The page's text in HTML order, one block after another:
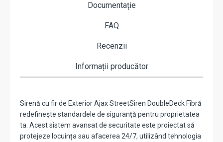
Documentație
FAQ
Recenzii
Informații producător
Sirenă cu fir de Exterior Ajax StreetSiren DoubleDeck Fibră
redefinește standardele de siguranță pentru proprietatea
ta. Acest sistem avansat de securitate este proiectat să
protejeze locuința sau afacerea 24/7, utilizând tehnologia